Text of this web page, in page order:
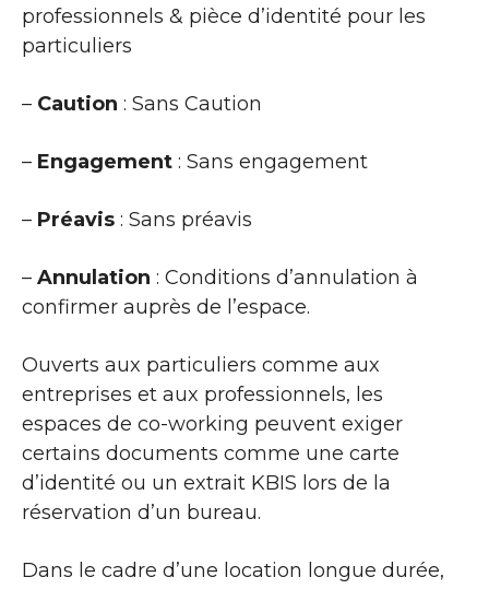
professionnels & pièce d’identité pour les
particuliers
– Caution : Sans Caution
– Engagement : Sans engagement
– Préavis : Sans préavis
– Annulation : Conditions d’annulation à
confirmer auprès de l’espace.
Ouverts aux particuliers comme aux
entreprises et aux professionnels, les
espaces de co-working peuvent exiger
certains documents comme une carte
d’identité ou un extrait KBIS lors de la
réservation d’un bureau.
Dans le cadre d’une location longue durée,